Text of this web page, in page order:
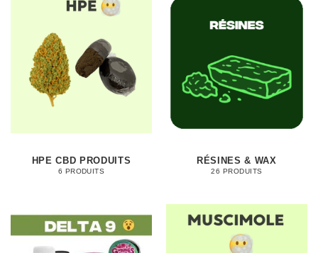
HPE CBD PRODUITS
6 PRODUITS
RÉSINES & WAX
26 PRODUITS